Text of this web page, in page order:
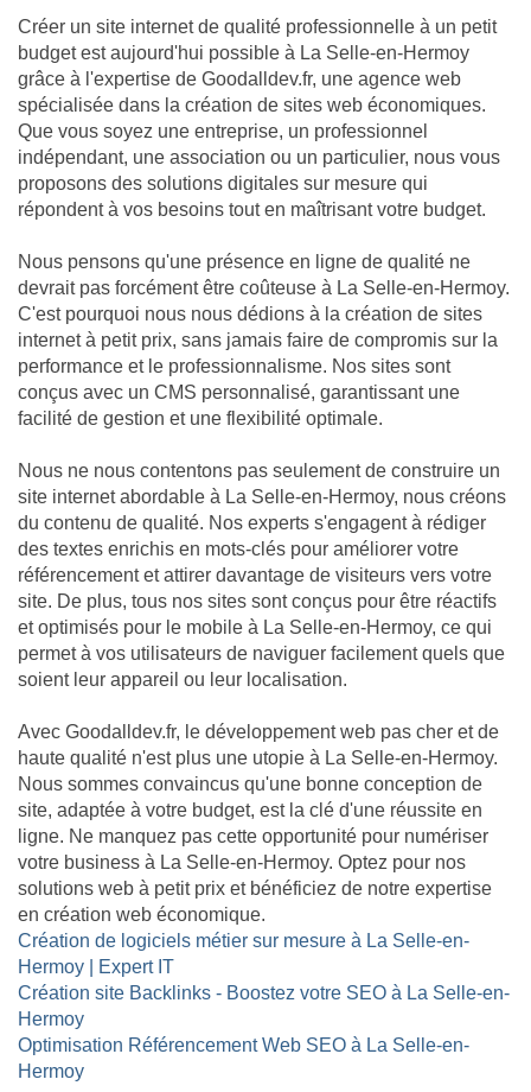
Créer un site internet de qualité professionnelle à un petit
budget est aujourd'hui possible à La Selle-en-Hermoy
grâce à l'expertise de Goodalldev.fr, une agence web
spécialisée dans la création de sites web économiques.
Que vous soyez une entreprise, un professionnel
indépendant, une association ou un particulier, nous vous
proposons des solutions digitales sur mesure qui
répondent à vos besoins tout en maîtrisant votre budget.
Nous pensons qu'une présence en ligne de qualité ne
devrait pas forcément être coûteuse à La Selle-en-Hermoy.
C'est pourquoi nous nous dédions à la création de sites
internet à petit prix, sans jamais faire de compromis sur la
performance et le professionnalisme. Nos sites sont
conçus avec un CMS personnalisé, garantissant une
facilité de gestion et une flexibilité optimale.
Nous ne nous contentons pas seulement de construire un
site internet abordable à La Selle-en-Hermoy, nous créons
du contenu de qualité. Nos experts s'engagent à rédiger
des textes enrichis en mots-clés pour améliorer votre
référencement et attirer davantage de visiteurs vers votre
site. De plus, tous nos sites sont conçus pour être réactifs
et optimisés pour le mobile à La Selle-en-Hermoy, ce qui
permet à vos utilisateurs de naviguer facilement quels que
soient leur appareil ou leur localisation.
Avec Goodalldev.fr, le développement web pas cher et de
haute qualité n'est plus une utopie à La Selle-en-Hermoy.
Nous sommes convaincus qu'une bonne conception de
site, adaptée à votre budget, est la clé d'une réussite en
ligne. Ne manquez pas cette opportunité pour numériser
votre business à La Selle-en-Hermoy. Optez pour nos
solutions web à petit prix et bénéficiez de notre expertise
en création web économique.
Création de logiciels métier sur mesure à La Selle-en-
Hermoy | Expert IT
Création site Backlinks - Boostez votre SEO à La Selle-en-
Hermoy
Optimisation Référencement Web SEO à La Selle-en-
Hermoy